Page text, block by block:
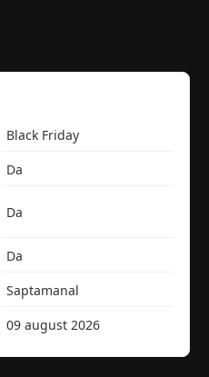
Black Friday
Da
Da
Da
Saptamanal
09 august 2026